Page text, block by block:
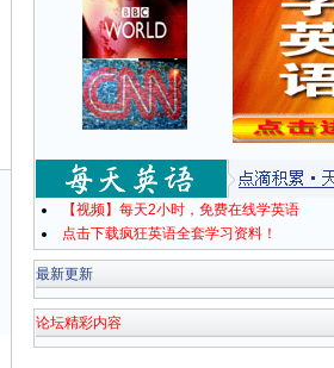
【视频】每天2小时，免费在线学英语
点击下载疯狂英语全套学习资料！
最新更新
论坛精彩内容